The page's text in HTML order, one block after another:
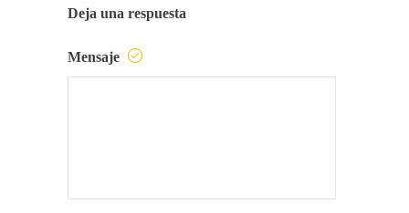
Deja una respuesta
Mensaje